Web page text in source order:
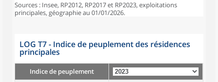
Sources : Insee, RP2012, RP2017 et RP2023, exploitations
principales, géographie au 01/01/2026.
LOG T7 - Indice de peuplement des résidences
principales
Indice de peuplement